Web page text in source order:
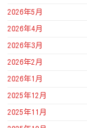
2026年5月
2026年4月
2026年3月
2026年2月
2026年1月
2025年12月
2025年11月